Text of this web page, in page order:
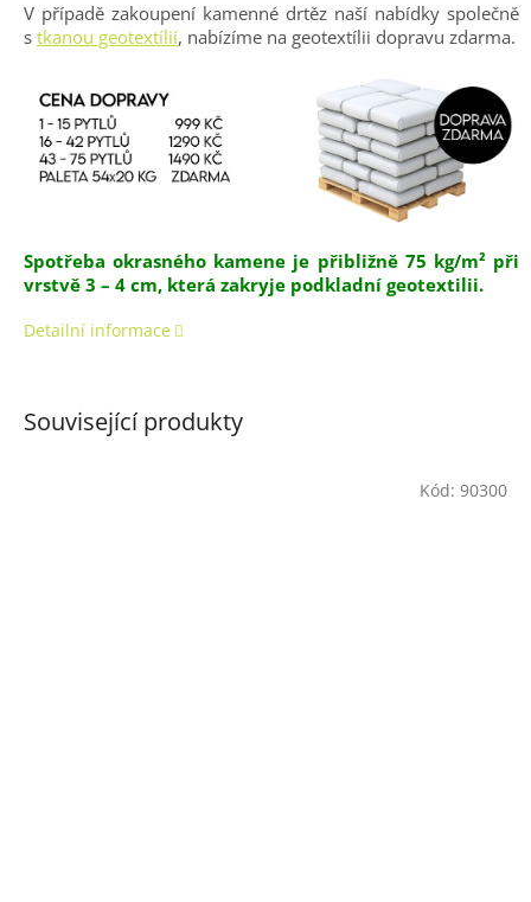
V případě zakoupení kamenné drtěz naší nabídky společně
s tkanou geotextílií, nabízíme na geotextílii dopravu zdarma.
Spotřeba okrasného kamene je přibližně 75 kg/m² při
vrstvě 3 – 4 cm, která zakryje podkladní geotextilii.
Detailní informace
Související produkty
Kód: 90300